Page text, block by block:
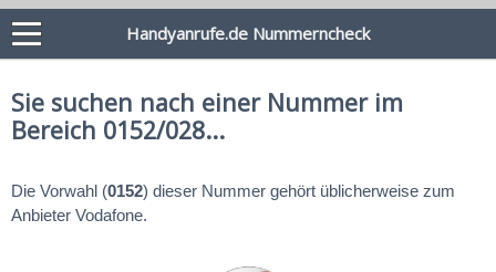
Handyanrufe.de Nummerncheck
Sie suchen nach einer Nummer im
Bereich 0152/028...
Die Vorwahl (0152) dieser Nummer gehört üblicherweise zum
Anbieter Vodafone.